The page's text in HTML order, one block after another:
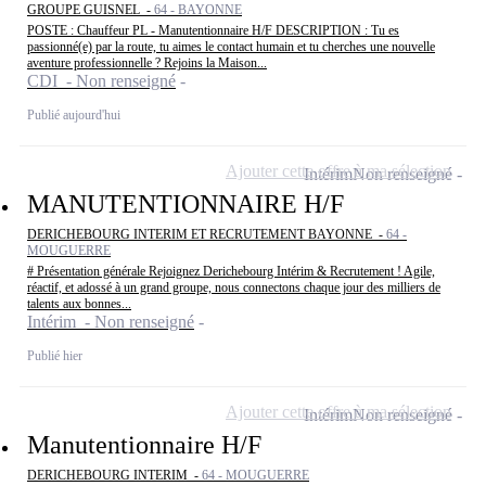
GROUPE GUISNEL - 64 - BAYONNE
POSTE : Chauffeur PL - Manutentionnaire H/F DESCRIPTION : Tu es
passionné(e) par la route, tu aimes le contact humain et tu cherches une nouvelle
aventure professionnelle ? Rejoins la Maison...
CDI - Non renseigné
Publié aujourd'hui
MANUTENTIONNAIRE H/F
DERICHEBOURG INTERIM ET RECRUTEMENT BAYONNE - 64 -
MOUGUERRE
# Présentation générale Rejoignez Derichebourg Intérim & Recrutement ! Agile,
réactif, et adossé à un grand groupe, nous connectons chaque jour des milliers de
talents aux bonnes...
Intérim - Non renseigné
Publié hier
IntérimNon renseigné
Ajouter cette offre à ma sélection
Manutentionnaire H/F
DERICHEBOURG INTERIM - 64 - MOUGUERRE
IntérimNon renseigné
Ajouter cette offre à ma sélection